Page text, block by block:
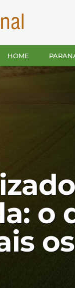
HOME
o
os